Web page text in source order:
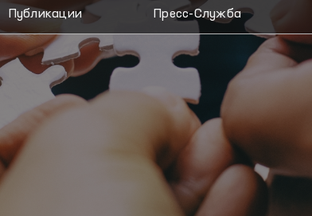
Публикации Пресс-Служба